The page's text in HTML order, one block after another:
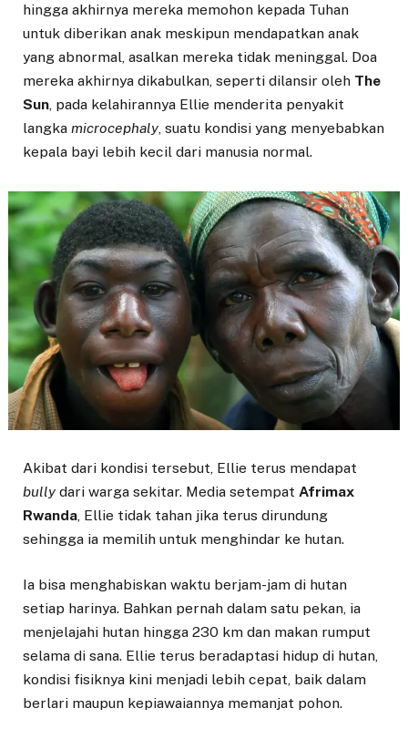
hingga akhirnya mereka memohon kepada Tuhan
untuk diberikan anak meskipun mendapatkan anak
yang abnormal, asalkan mereka tidak meninggal. Doa
mereka akhirnya dikabulkan, seperti dilansir oleh The
Sun, pada kelahirannya Ellie menderita penyakit
langka microcephaly, suatu kondisi yang menyebabkan
kepala bayi lebih kecil dari manusia normal.
Akibat dari kondisi tersebut, Ellie terus mendapat
bully dari warga sekitar. Media setempat Afrimax
Rwanda, Ellie tidak tahan jika terus dirundung
sehingga ia memilih untuk menghindar ke hutan.
Ia bisa menghabiskan waktu berjam-jam di hutan
setiap harinya. Bahkan pernah dalam satu pekan, ia
menjelajahi hutan hingga 230 km dan makan rumput
selama di sana. Ellie terus beradaptasi hidup di hutan,
kondisi fisiknya kini menjadi lebih cepat, baik dalam
berlari maupun kepiawaiannya memanjat pohon.